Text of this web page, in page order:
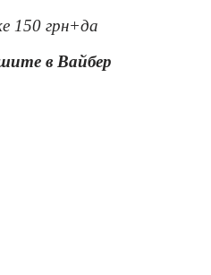
150 грн+да
в Вайбер